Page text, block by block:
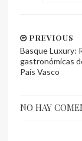
PREVIOUS
Basque Luxury:
gastronómicas
País Vasco
NO HAY